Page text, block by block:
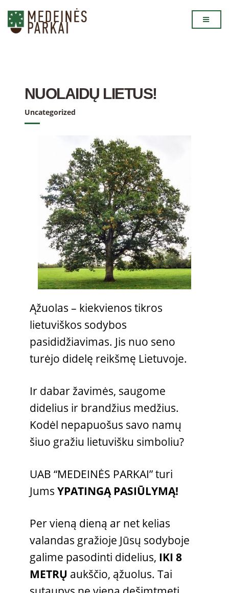
NUOLAIDŲ LIETUS!
Uncategorized
Ąžuolas – kiekvienos tikros
lietuviškos sodybos
pasididžiavimas. Jis nuo seno
turėjo didelę reikšmę Lietuvoje.
Ir dabar žavimės, saugome
didelius ir brandžius medžius.
Kodėl nepapuošus savo namų
šiuo gražiu lietuvišku simboliu?
UAB “MEDEINĖS PARKAI” turi
Jums YPATINGĄ PASIŪLYMĄ!
Per vieną dieną ar net kelias
valandas gražioje Jūsų sodyboje
galime pasodinti didelius, IKI 8
METRŲ aukščio, ąžuolus. Tai